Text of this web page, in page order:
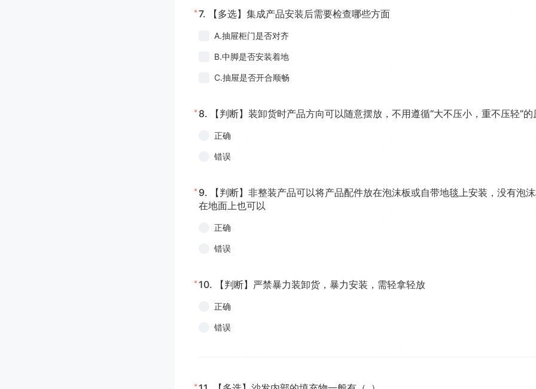
*7. 【多选】集成产品安装后需要检查哪些方面
A.抽屉柜门是否对齐
B.中脚是否安装着地
C.抽屉是否开合顺畅
* 8. 【判断】装卸货时产品方向可以随意摆放，不用遵循“大不压小，重不压轻”的
正确
错误
* 9. 【判断】非整装产品可以将产品配件放在泡沫板或自带地毯上安装，没有泡
在地面上也可以
正确
错误
* 10. 【判断】严禁暴力装卸货，暴力安装，需轻拿轻放
正确
错误
*